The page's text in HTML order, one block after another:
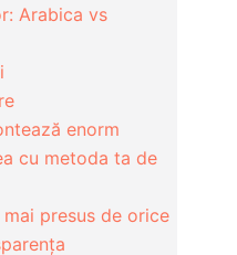
Arabica vs
enorm
cu metoda ta de
presus de orice